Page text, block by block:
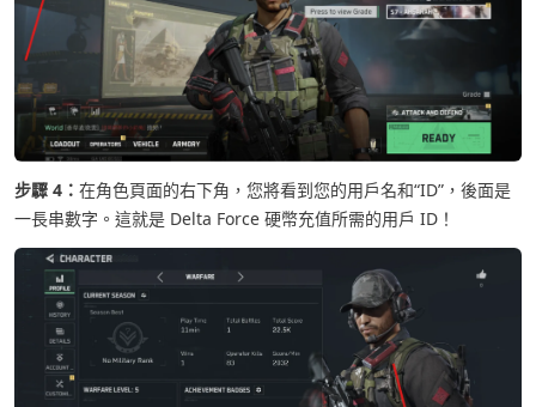
步驟 4： 在角色頁面的右下角，您將看到您的用戶名和“ID”，後面是
一長串數字。這就是 Delta Force 硬幣充值所需的用戶 ID！